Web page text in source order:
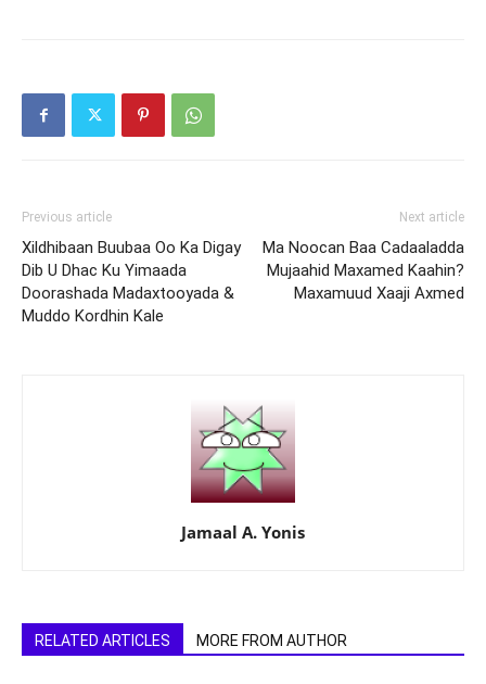
Previous article
Xildhibaan Buubaa Oo Ka Digay
Dib U Dhac Ku Yimaada
Doorashada Madaxtooyada &
Muddo Kordhin Kale
Next article
Ma Noocan Baa Cadaaladda
Mujaahid Maxamed Kaahin?
Maxamuud Xaaji Axmed
Jamaal A. Yonis
RELATED ARTICLES MORE FROM AUTHOR